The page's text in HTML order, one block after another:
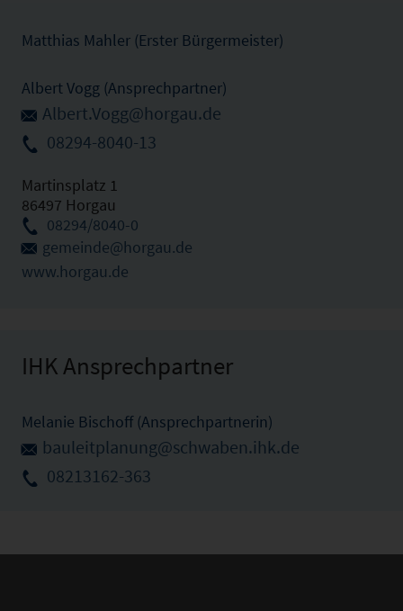
Matthias Mahler (Erster Bürgermeister)
Albert Vogg (Ansprechpartner)
Albert.Vogg@horgau.de
08294-8040-13
Martinsplatz 1
86497 Horgau
08294/8040-0
gemeinde@horgau.de
www.horgau.de
IHK Ansprechpartner
Melanie Bischoff (Ansprechpartnerin)
bauleitplanung@schwaben.ihk.de
08213162-363